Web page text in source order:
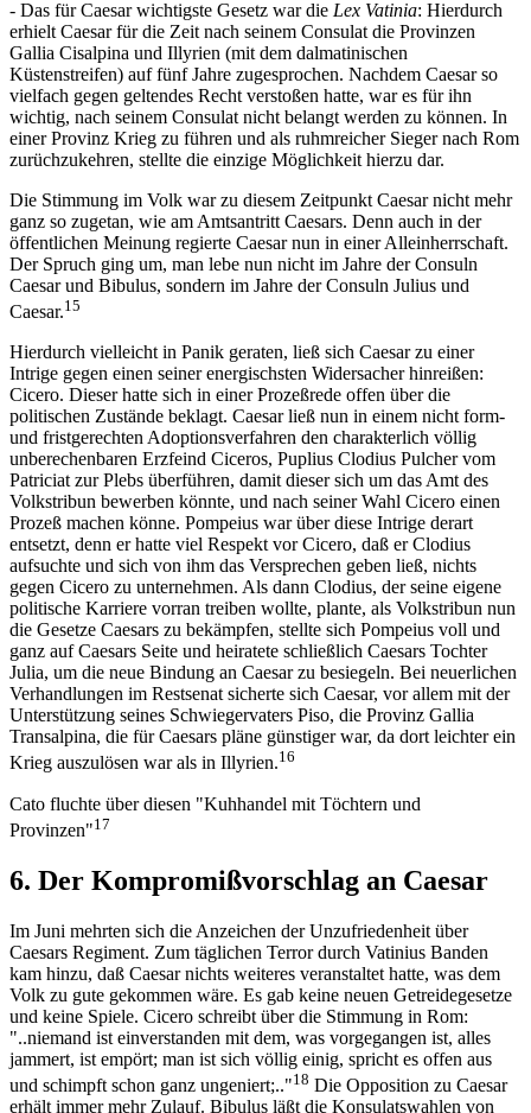
- Das für Caesar wichtigste Gesetz war die Lex Vatinia: Hierdurch
erhielt Caesar für die Zeit nach seinem Consulat die Provinzen
Gallia Cisalpina und Illyrien (mit dem dalmatinischen
Küstenstreifen) auf fünf Jahre zugesprochen. Nachdem Caesar so
vielfach gegen geltendes Recht verstoßen hatte, war es für ihn
wichtig, nach seinem Consulat nicht belangt werden zu können. In
einer Provinz Krieg zu führen und als ruhmreicher Sieger nach Rom
zurüchzukehren, stellte die einzige Möglichkeit hierzu dar.
Die Stimmung im Volk war zu diesem Zeitpunkt Caesar nicht mehr
ganz so zugetan, wie am Amtsantritt Caesars. Denn auch in der
öffentlichen Meinung regierte Caesar nun in einer Alleinherrschaft.
Der Spruch ging um, man lebe nun nicht im Jahre der Consuln
Caesar und Bibulus, sondern im Jahre der Consuln Julius und
Caesar.15
Hierdurch vielleicht in Panik geraten, ließ sich Caesar zu einer
Intrige gegen einen seiner energischsten Widersacher hinreißen:
Cicero. Dieser hatte sich in einer Prozeßrede offen über die
politischen Zustände beklagt. Caesar ließ nun in einem nicht form-
und fristgerechten Adoptionsverfahren den charakterlich völlig
unberechenbaren Erzfeind Ciceros, Puplius Clodius Pulcher vom
Patriciat zur Plebs überführen, damit dieser sich um das Amt des
Volkstribun bewerben könnte, und nach seiner Wahl Cicero einen
Prozeß machen könne. Pompeius war über diese Intrige derart
entsetzt, denn er hatte viel Respekt vor Cicero, daß er Clodius
aufsuchte und sich von ihm das Versprechen geben ließ, nichts
gegen Cicero zu unternehmen. Als dann Clodius, der seine eigene
politische Karriere vorran treiben wollte, plante, als Volkstribun nun
die Gesetze Caesars zu bekämpfen, stellte sich Pompeius voll und
ganz auf Caesars Seite und heiratete schließlich Caesars Tochter
Julia, um die neue Bindung an Caesar zu besiegeln. Bei neuerlichen
Verhandlungen im Restsenat sicherte sich Caesar, vor allem mit der
Unterstützung seines Schwiegervaters Piso, die Provinz Gallia
Transalpina, die für Caesars pläne günstiger war, da dort leichter ein
Krieg auszulösen war als in Illyrien.16
Cato fluchte über diesen "Kuhhandel mit Töchtern und
Provinzen"17
6. Der Kompromißvorschlag an Caesar
Im Juni mehrten sich die Anzeichen der Unzufriedenheit über
Caesars Regiment. Zum täglichen Terror durch Vatinius Banden
kam hinzu, daß Caesar nichts weiteres veranstaltet hatte, was dem
Volk zu gute gekommen wäre. Es gab keine neuen Getreidegesetze
und keine Spiele. Cicero schreibt über die Stimmung in Rom:
"..niemand ist einverstanden mit dem, was vorgegangen ist, alles
jammert, ist empört; man ist sich völlig einig, spricht es offen aus
und schimpft schon ganz ungeniert;.."18 Die Opposition zu Caesar
erhält immer mehr Zulauf. Bibulus läßt die Konsulatswahlen von